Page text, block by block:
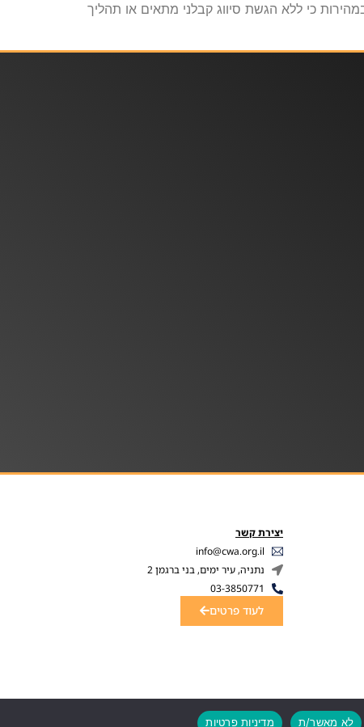
כי ללא הגשת סיווג קבלני מתאים או תהליך
יצירת קשר
info@cwa.org.il
נתניה, עיר ימים, בני ברגמן 2
03-3850771
לעוד פרטים
לא מאשר/ת מדיניות פרטיות